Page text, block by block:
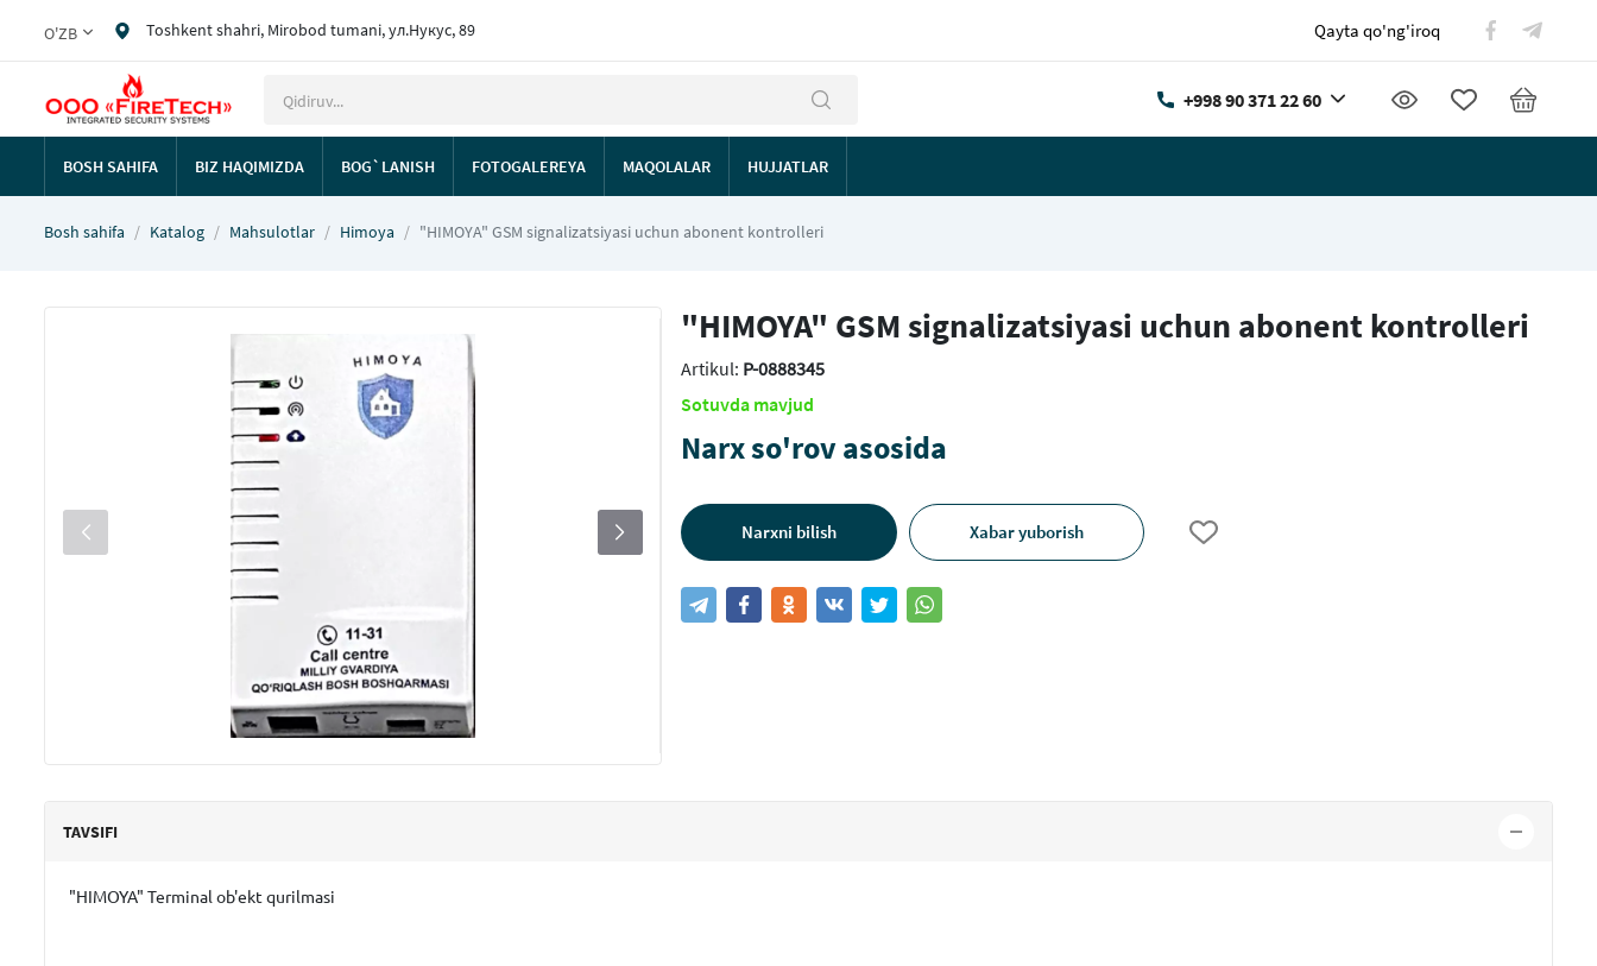
O'ZB Toshkent shahri, Mirobod tumani, ул.Нукус, 89 Qayta qo'ng'iroq
+998 90 371 22 60
BOSH SAHIFA BIZ HAQIMIZDA BOG`LANISH FOTOGALEREYA MAQOLALAR HUJJATLAR
Bosh sahifa Katalog Mahsulotlar Himoya "HIMOYA" GSM signalizatsiyasi uchun abonent kontrolleri
"HIMOYA" GSM signalizatsiyasi uchun abonent kontrolleri
Artikul: P-0888345
Sotuvda mavjud
Narx so'rov asosida
Narxni bilish Xabar yuborish
TAVSIFI
"HIMOYA" Terminal ob'ekt qurilmasi